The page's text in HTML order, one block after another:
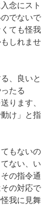
念にスト
でないで
ても怪我
しれませ
、良いと
たる
ります、
け」と指
もないの
ない、い
の指令通
の対応で
我に見舞